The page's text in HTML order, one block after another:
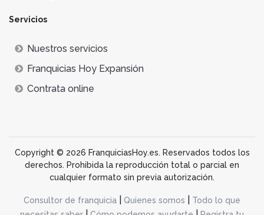
Servicios
Nuestros servicios
Franquicias Hoy Expansión
Contrata online
Copyright © 2026 FranquiciasHoy.es. Reservados todos los
derechos. Prohibida la reproducción total o parcial en
cualquier formato sin previa autorización.
Consultor de franquicia Quienes somos
Todo lo que